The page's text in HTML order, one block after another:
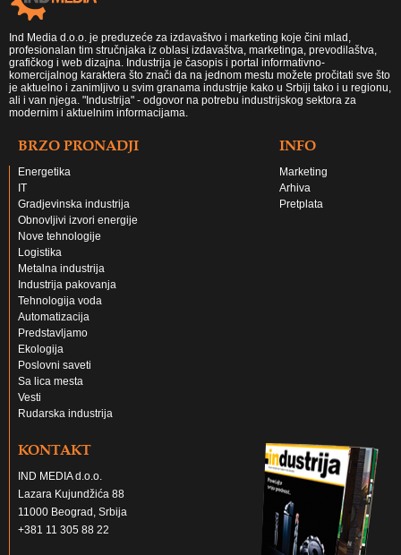
Ind Media d.o.o. je preduzeće za izdavaštvo i marketing koje čini mlad,
profesionalan tim stručnjaka iz oblasi izdavaštva, marketinga, prevodilaštva,
grafičkog i web dizajna. Industrija je časopis i portal informativno-
komercijalnog karaktera što znači da na jednom mestu možete pročitati sve što
je aktuelno i zanimljivo u svim granama industrije kako u Srbiji tako i u regionu,
ali i van njega. "Industrija" - odgovor na potrebu industrijskog sektora za
modernim i aktuelnim informacijama.
BRZO PRONADJI
Energetika
IT
Gradjevinska industrija
Obnovljivi izvori energije
Nove tehnologije
Logistika
Metalna industrija
Industrija pakovanja
Tehnologija voda
Automatizacija
Predstavljamo
Ekologija
Poslovni saveti
Sa lica mesta
Vesti
Rudarska industrija
INFO
Marketing
Arhiva
Pretplata
KONTAKT
IND MEDIA d.o.o.
Lazara Kujundžića 88
11000 Beograd, Srbija
+381 11 305 88 22